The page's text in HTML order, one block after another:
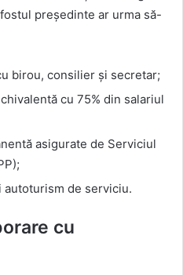
președinte ar urma să-
birou, consilier și secretar;
cu 75% din salariul
asigurate de Serviciul
de serviciu.
cu